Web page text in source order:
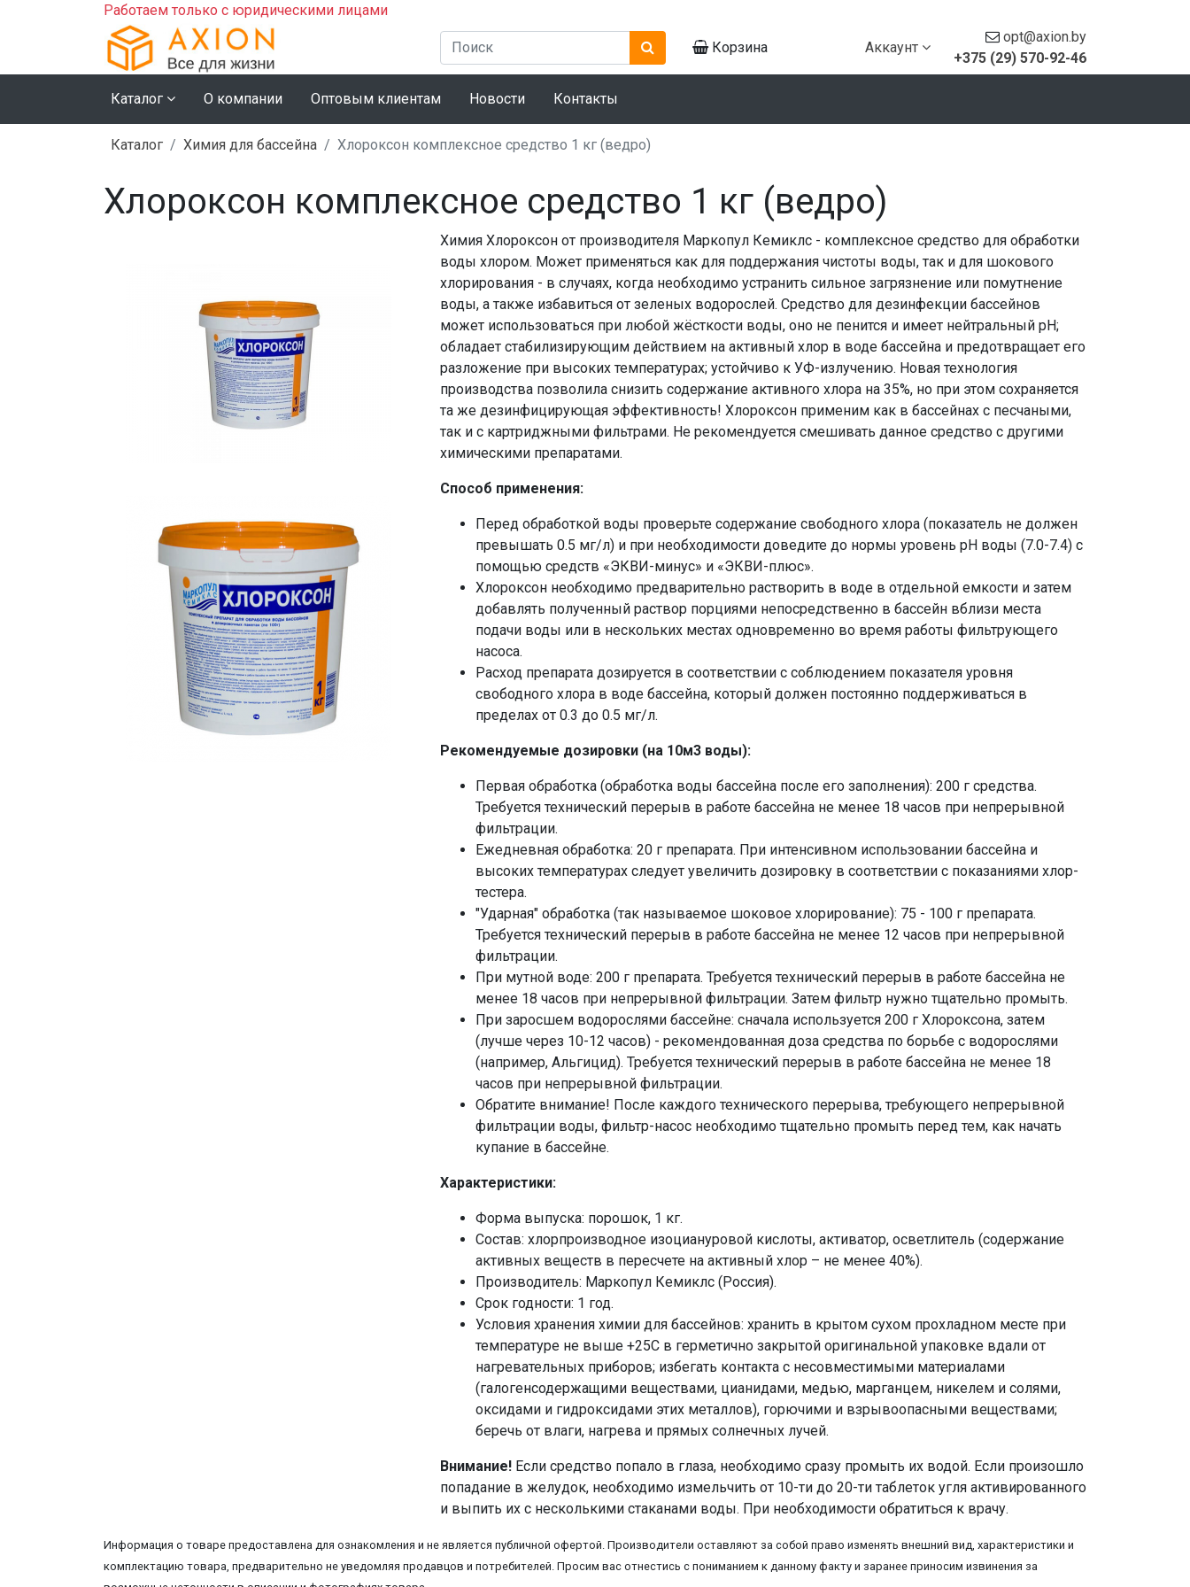
Работаем только с юридическими лицами
Корзина Аккаунт
opt@axion.by
+375 (29) 570-92-46
Каталог О компании Оптовым клиентам Новости Контакты
Каталог Химия для бассейна Хлороксон комплексное средство 1 кг (ведро)
Хлороксон комплексное средство 1 кг (ведро)
Химия Хлороксон от производителя Маркопул Кемиклс - комплексное средство для обработки
воды хлором. Может применяться как для поддержания чистоты воды, так и для шокового
хлорирования - в случаях, когда необходимо устранить сильное загрязнение или помутнение
воды, а также избавиться от зеленых водорослей. Средство для дезинфекции бассейнов
может использоваться при любой жёсткости воды, оно не пенится и имеет нейтральный рН;
обладает стабилизирующим действием на активный хлор в воде бассейна и предотвращает его
разложение при высоких температурах; устойчиво к УФ-излучению. Новая технология
производства позволила снизить содержание активного хлора на 35%, но при этом сохраняется
та же дезинфицирующая эффективность! Хлороксон применим как в бассейнах с песчаными,
так и с картриджными фильтрами. Не рекомендуется смешивать данное средство с другими
химическими препаратами.
Способ применения:
Перед обработкой воды проверьте содержание свободного хлора (показатель не должен
превышать 0.5 мг/л) и при необходимости доведите до нормы уровень рН воды (7.0-7.4) с
помощью средств «ЭКВИ-минус» и «ЭКВИ-плюс».
Хлороксон необходимо предварительно растворить в воде в отдельной емкости и затем
добавлять полученный раствор порциями непосредственно в бассейн вблизи места
подачи воды или в нескольких местах одновременно во время работы фильтрующего
насоса.
Расход препарата дозируется в соответствии с соблюдением показателя уровня
свободного хлора в воде бассейна, который должен постоянно поддерживаться в
пределах от 0.3 до 0.5 мг/л.
Рекомендуемые дозировки (на 10м3 воды):
Первая обработка (обработка воды бассейна после его заполнения): 200 г средства.
Требуется технический перерыв в работе бассейна не менее 18 часов при непрерывной
фильтрации.
Ежедневная обработка: 20 г препарата. При интенсивном использовании бассейна и
высоких температурах следует увеличить дозировку в соответствии с показаниями хлор-
тестера.
"Ударная" обработка (так называемое шоковое хлорирование): 75 - 100 г препарата.
Требуется технический перерыв в работе бассейна не менее 12 часов при непрерывной
фильтрации.
При мутной воде: 200 г препарата. Требуется технический перерыв в работе бассейна не
менее 18 часов при непрерывной фильтрации. Затем фильтр нужно тщательно промыть.
При заросшем водорослями бассейне: сначала используется 200 г Хлороксона, затем
(лучше через 10-12 часов) - рекомендованная доза средства по борьбе с водорослями
(например, Альгицид). Требуется технический перерыв в работе бассейна не менее 18
часов при непрерывной фильтрации.
Обратите внимание! После каждого технического перерыва, требующего непрерывной
фильтрации воды, фильтр-насос необходимо тщательно промыть перед тем, как начать
купание в бассейне.
Характеристики:
Форма выпуска: порошок, 1 кг.
Состав: хлорпроизводное изоциануровой кислоты, активатор, осветлитель (содержание
активных веществ в пересчете на активный хлор – не менее 40%).
Производитель: Маркопул Кемиклс (Россия).
Срок годности: 1 год.
Условия хранения химии для бассейнов: хранить в крытом сухом прохладном месте при
температуре не выше +25С в герметично закрытой оригинальной упаковке вдали от
нагревательных приборов; избегать контакта с несовместимыми материалами
(галогенсодержащими веществами, цианидами, медью, марганцем, никелем и солями,
оксидами и гидроксидами этих металлов), горючими и взрывоопасными веществами;
беречь от влаги, нагрева и прямых солнечных лучей.
Внимание! Если средство попало в глаза, необходимо сразу промыть их водой. Если произошло
попадание в желудок, необходимо измельчить от 10-ти до 20-ти таблеток угля активированного
и выпить их с несколькими стаканами воды. При необходимости обратиться к врачу.
Информация о товаре предоставлена для ознакомления и не является публичной офертой. Производители оставляют за собой право изменять внешний вид, характеристики и
комплектацию товара, предварительно не уведомляя продавцов и потребителей. Просим вас отнестись с пониманием к данному факту и заранее приносим извинения за